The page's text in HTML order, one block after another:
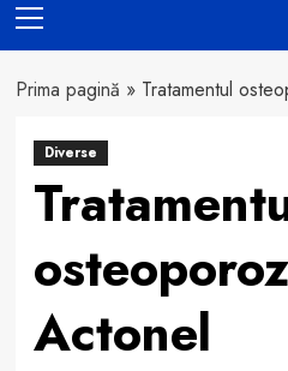
Menu
Prima pagină » Tratamentul
Diverse
Actonel